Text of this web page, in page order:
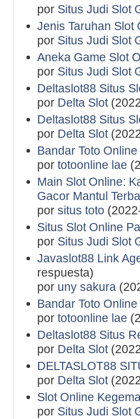
por Situs Judi Slot
Jenis Taruhan Slot
por Situs Judi Slot
Aneka Game Slot
por Situs Judi Slot
Deltaslot88 Situs
por Delta Slot
Deltaslot88 Situs
por Delta Slot
Bandar Toto
por totoonline lae
Main Slot Online:
Gacor Mantul
por situs toto
Situs Slot Online
por Situs Judi Slot
Javaslot88 Link
respuesta)
por uny sakura
Bandar Toto
por totoonline lae
Deltaslot88 Situs
por Delta Slot
DELTASLOT88
por Delta Slot
Slot Online
por Situs Judi Slot